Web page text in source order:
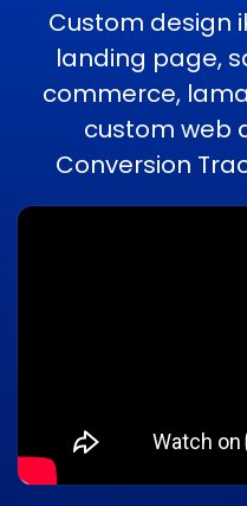
Custom design
landing page,
commerce,
custom web
Conversion